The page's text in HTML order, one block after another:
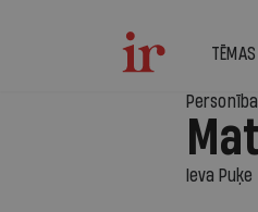
TĒMAS
Personība
Ieva Puķe